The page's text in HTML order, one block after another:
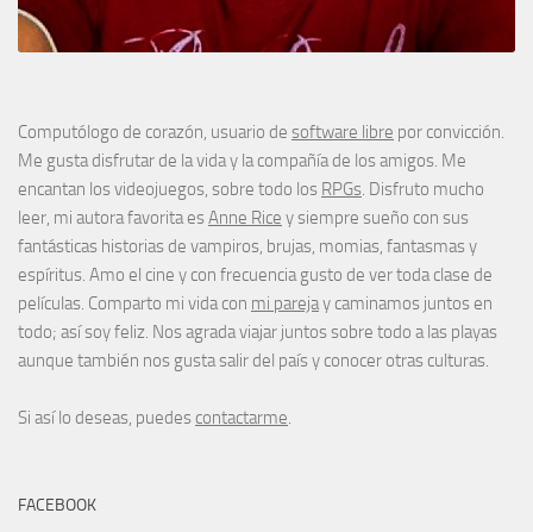
Computólogo de corazón, usuario de software libre por convicción.
Me gusta disfrutar de la vida y la compañía de los amigos. Me
encantan los videojuegos, sobre todo los RPGs. Disfruto mucho
leer, mi autora favorita esAnne Rice y siempre sueño con sus
fantásticas historias de vampiros, brujas, momias, fantasmas y
espíritus. Amo el cine y con frecuencia gusto de ver toda clase de
películas. Comparto mi vida con mi parejay caminamos juntos en
todo; así soy feliz. Nos agrada viajar juntos sobre todo a las playas
aunque también nos gusta salir del país y conocer otras culturas.
Si así lo deseas, puedes contactarme.
FACEBOOK